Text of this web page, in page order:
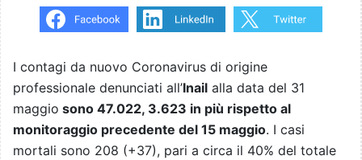
I contagi da nuovo Coronavirus di origine
professionale denunciati all’Inail alla data del 31
maggio sono 47.022, 3.623 in più rispetto al
monitoraggio precedente del 15 maggio. I casi
mortali sono 208 (+37), pari a circa il 40% del totale